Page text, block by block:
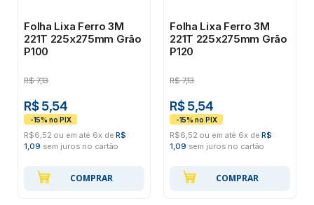
Folha Lixa Ferro 3M
221T 225x275mm Grão
P100
R$ 7,13
R$ 5,54
R$6,52 ou em até 6x deR$
1,09 sem juros no cartão
COMPRAR
Folha Lixa Ferro 3M
221T 225x275mm Grão
P120
R$ 7,13
R$ 5,54
R$6,52 ou em até 6x deR$
1,09 sem juros no cartão
COMPRAR